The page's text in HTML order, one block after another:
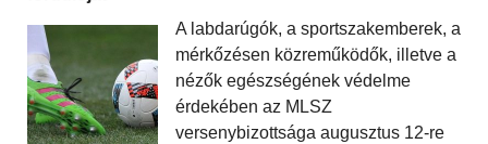
A labdarúgók, a sportszakemberek, a
mérkőzésen közreműködők, illetve a
nézők egészségének védelme
érdekében az MLSZ
versenybizottsága augusztus 12-re